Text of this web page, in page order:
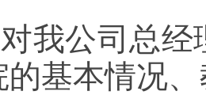
我公司总
基本情况